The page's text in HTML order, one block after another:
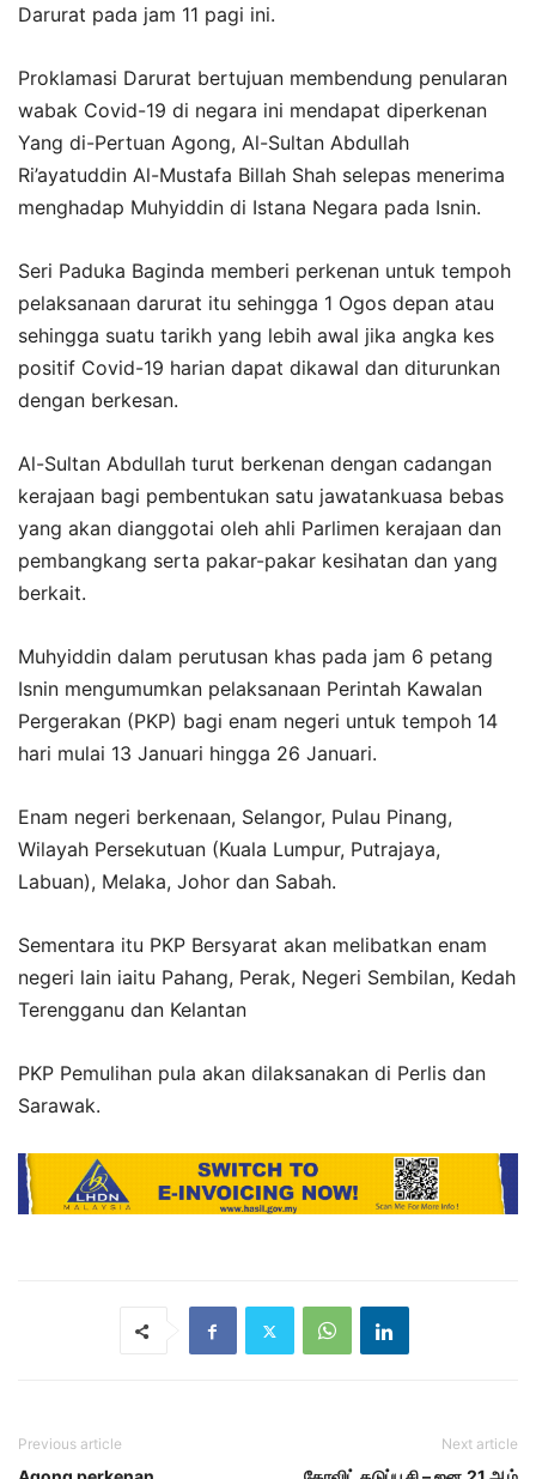
Darurat pada jam 11 pagi ini.
Proklamasi Darurat bertujuan membendung penularan
wabak Covid-19 di negara ini mendapat diperkenan
Yang di-Pertuan Agong, Al-Sultan Abdullah
Ri’ayatuddin Al-Mustafa Billah Shah selepas menerima
menghadap Muhyiddin di Istana Negara pada Isnin.
Seri Paduka Baginda memberi perkenan untuk tempoh
pelaksanaan darurat itu sehingga 1 Ogos depan atau
sehingga suatu tarikh yang lebih awal jika angka kes
positif Covid-19 harian dapat dikawal dan diturunkan
dengan berkesan.
Al-Sultan Abdullah turut berkenan dengan cadangan
kerajaan bagi pembentukan satu jawatankuasa bebas
yang akan dianggotai oleh ahli Parlimen kerajaan dan
pembangkang serta pakar-pakar kesihatan dan yang
berkait.
Muhyiddin dalam perutusan khas pada jam 6 petang
Isnin mengumumkan pelaksanaan Perintah Kawalan
Pergerakan (PKP) bagi enam negeri untuk tempoh 14
hari mulai 13 Januari hingga 26 Januari.
Enam negeri berkenaan, Selangor, Pulau Pinang,
Wilayah Persekutuan (Kuala Lumpur, Putrajaya,
Labuan), Melaka, Johor dan Sabah.
Sementara itu PKP Bersyarat akan melibatkan enam
negeri lain iaitu Pahang, Perak, Negeri Sembilan, Kedah
Terengganu dan Kelantan
PKP Pemulihan pula akan dilaksanakan di Perlis dan
Sarawak.
Previous article Next article